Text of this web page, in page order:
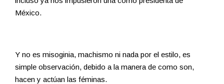
México.
Y no es misoginia, machismo ni nada por el estilo, es
simple observación, debido a la manera de como son,
hacen y actúan las féminas.